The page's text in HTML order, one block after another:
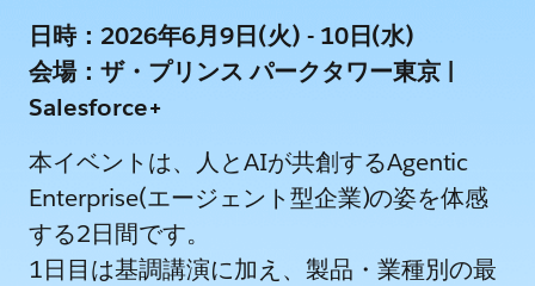
日時：2026年6月9日(火) - 10日(水)
会場：ザ・プリンス パークタワー東京 |
Salesforce+
本イベントは、人とAIが共創するAgentic
Enterprise(エージェント型企業)の姿を体感
する2日間です。
1日目は基調講演に加え、製品・業種別の最